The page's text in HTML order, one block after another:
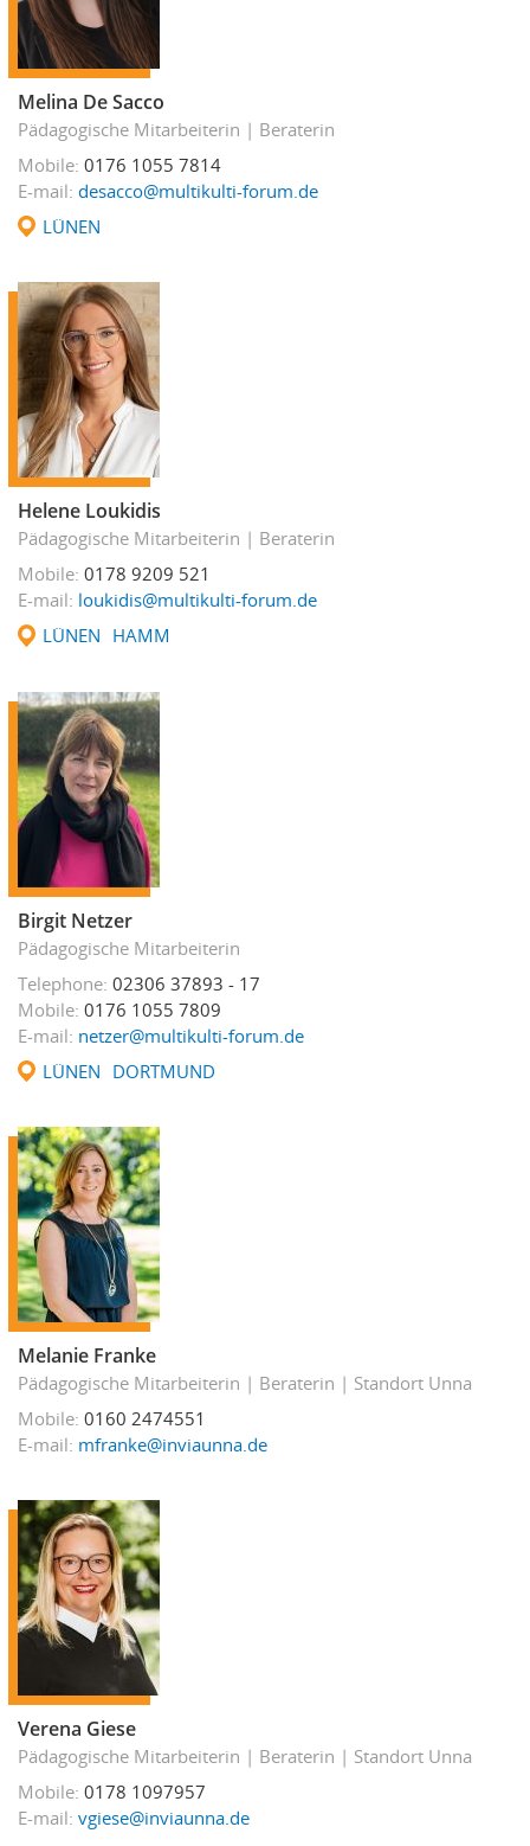
Melina De Sacco
Pädagogische Mitarbeiterin
Beraterin
Mobile 0176 1055 7814
E-mail desacco@multikulti-forum.de
LÜNEN
Helene Loukidis
Pädagogische Mitarbeiterin
Beraterin
Mobile 0178 9209 521
E-mail loukidis@multikulti-forum.de
LÜNEN HAMM
Birgit Netzer
Pädagogische Mitarbeiterin
Telephone 02306 37893 - 17
Mobile 0176 1055 7809
E-mail netzer@multikulti-forum.de
LÜNEN DORTMUND
Melanie Franke
Pädagogische Mitarbeiterin Beraterin
Standort Unna
Mobile 0160 2474551
E-mail mfranke@inviaunna.de
Verena Giese
Pädagogische Mitarbeiterin Beraterin
Standort Unna
Mobile 0178 1097957
E-mail vgiese@inviaunna.de